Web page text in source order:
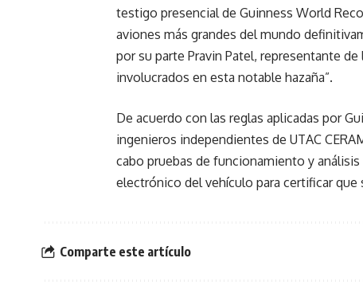
testigo presencial de Guinness World
aviones más grandes del mundo
por su parte Pravin Patel, representante
involucrados en esta notable hazaña”.
De acuerdo con las reglas aplicadas por
ingenieros independientes de UTAC
cabo pruebas de funcionamiento y
electrónico del vehículo para certificar
Comparte este artículo